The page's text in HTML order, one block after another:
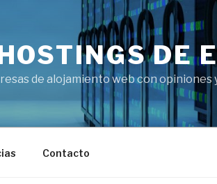
DE
de alojamiento web con opiniones
Contacto